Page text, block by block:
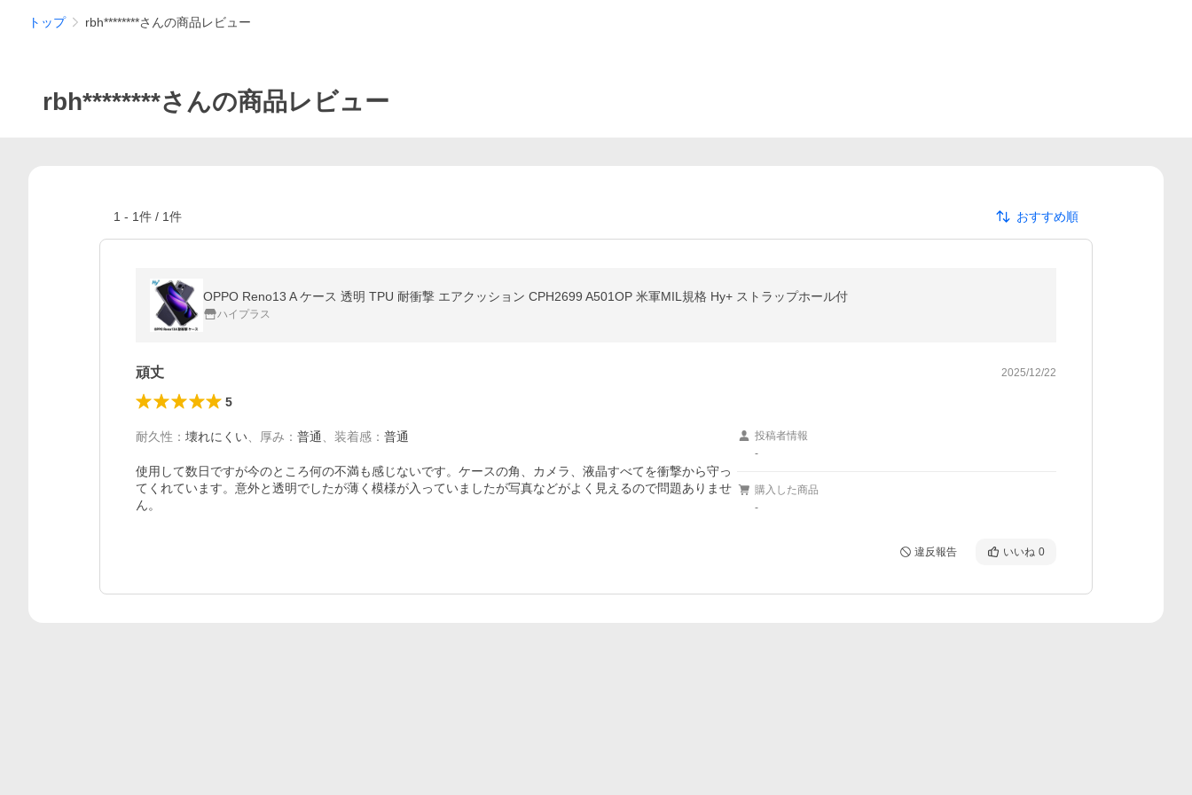
トップ rbh********さんの商品レビュー
rbh********さんの商品レビュー
1 - 1件 / 1件 おすすめ順
OPPO Reno13 A ケース 透明 TPU 耐衝撃 エアクッション CPH2699 A501OP 米軍MIL規格 Hy+ ストラップホール付
ハイプラス
頑丈 2025/12/22
5
耐久性 ： 壊れにくい 厚み ： 普通 装着感 ： 普通
使用して数日ですが今のところ何の不満も感じないです。ケースの角、カメラ、液晶すべてを衝撃から守っ
てくれています。意外と透明でしたが薄く模様が入っていましたが写真などがよく見えるので問題ありませ
ん。
投稿者情報
-
購入した商品
-
違反報告 いいね 0